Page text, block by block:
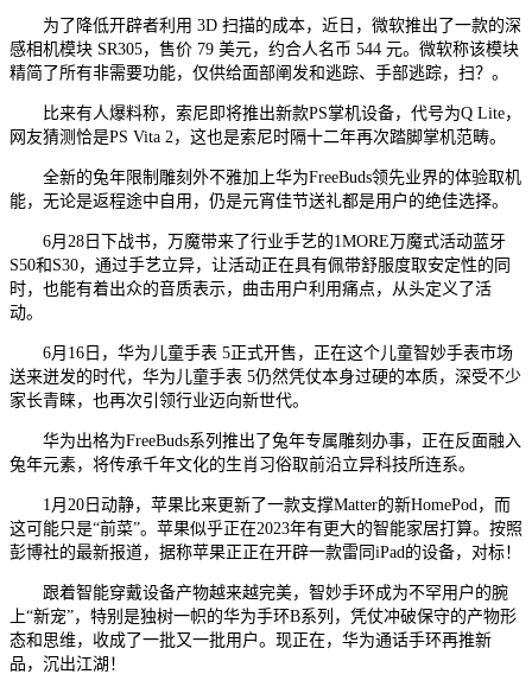
为了降低开辟者利用 3D 扫描的成本，近日，微软推出了一款的深
感相机模块 SR305，售价 79 美元，约合人名币 544 元。微软称该模块
精简了所有非需要功能，仅供给面部阐发和逃踪、手部逃踪，扫？。
比来有人爆料称，索尼即将推出新款PS掌机设备，代号为Q Lite，
网友猜测恰是PS Vita 2，这也是索尼时隔十二年再次踏脚掌机范畴。
全新的兔年限制雕刻外不雅加上华为FreeBuds领先业界的体验取机
能，无论是返程途中自用，仍是元宵佳节送礼都是用户的绝佳选择。
6月28日下战书，万魔带来了行业手艺的1MORE万魔式活动蓝牙
S50和S30，通过手艺立异，让活动正在具有佩带舒服度取安定性的同
时，也能有着出众的音质表示，曲击用户利用痛点，从头定义了活
动。
6月16日，华为儿童手表 5正式开售，正在这个儿童智妙手表市场
送来迸发的时代，华为儿童手表 5仍然凭仗本身过硬的本质，深受不少
家长青睐，也再次引领行业迈向新世代。
华为出格为FreeBuds系列推出了兔年专属雕刻办事，正在反面融入
兔年元素，将传承千年文化的生肖习俗取前沿立异科技所连系。
1月20日动静，苹果比来更新了一款支撑Matter的新HomePod，而
这可能只是“前菜”。苹果似乎正在2023年有更大的智能家居打算。按照
彭博社的最新报道，据称苹果正正在开辟一款雷同iPad的设备，对标！
跟着智能穿戴设备产物越来越完美，智妙手环成为不罕用户的腕
上“新宠”，特别是独树一帜的华为手环B系列，凭仗冲破保守的产物形
态和思维，收成了一批又一批用户。现正在，华为通话手环再推新
品，沉出江湖！